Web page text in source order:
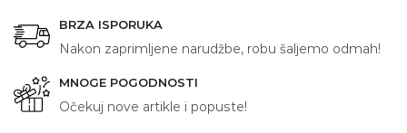
BRZA ISPORUKA
Nakon zaprimljene narudžbe, robu šaljemo odmah!
MNOGE POGODNOSTI
Očekuj nove artikle i popuste!